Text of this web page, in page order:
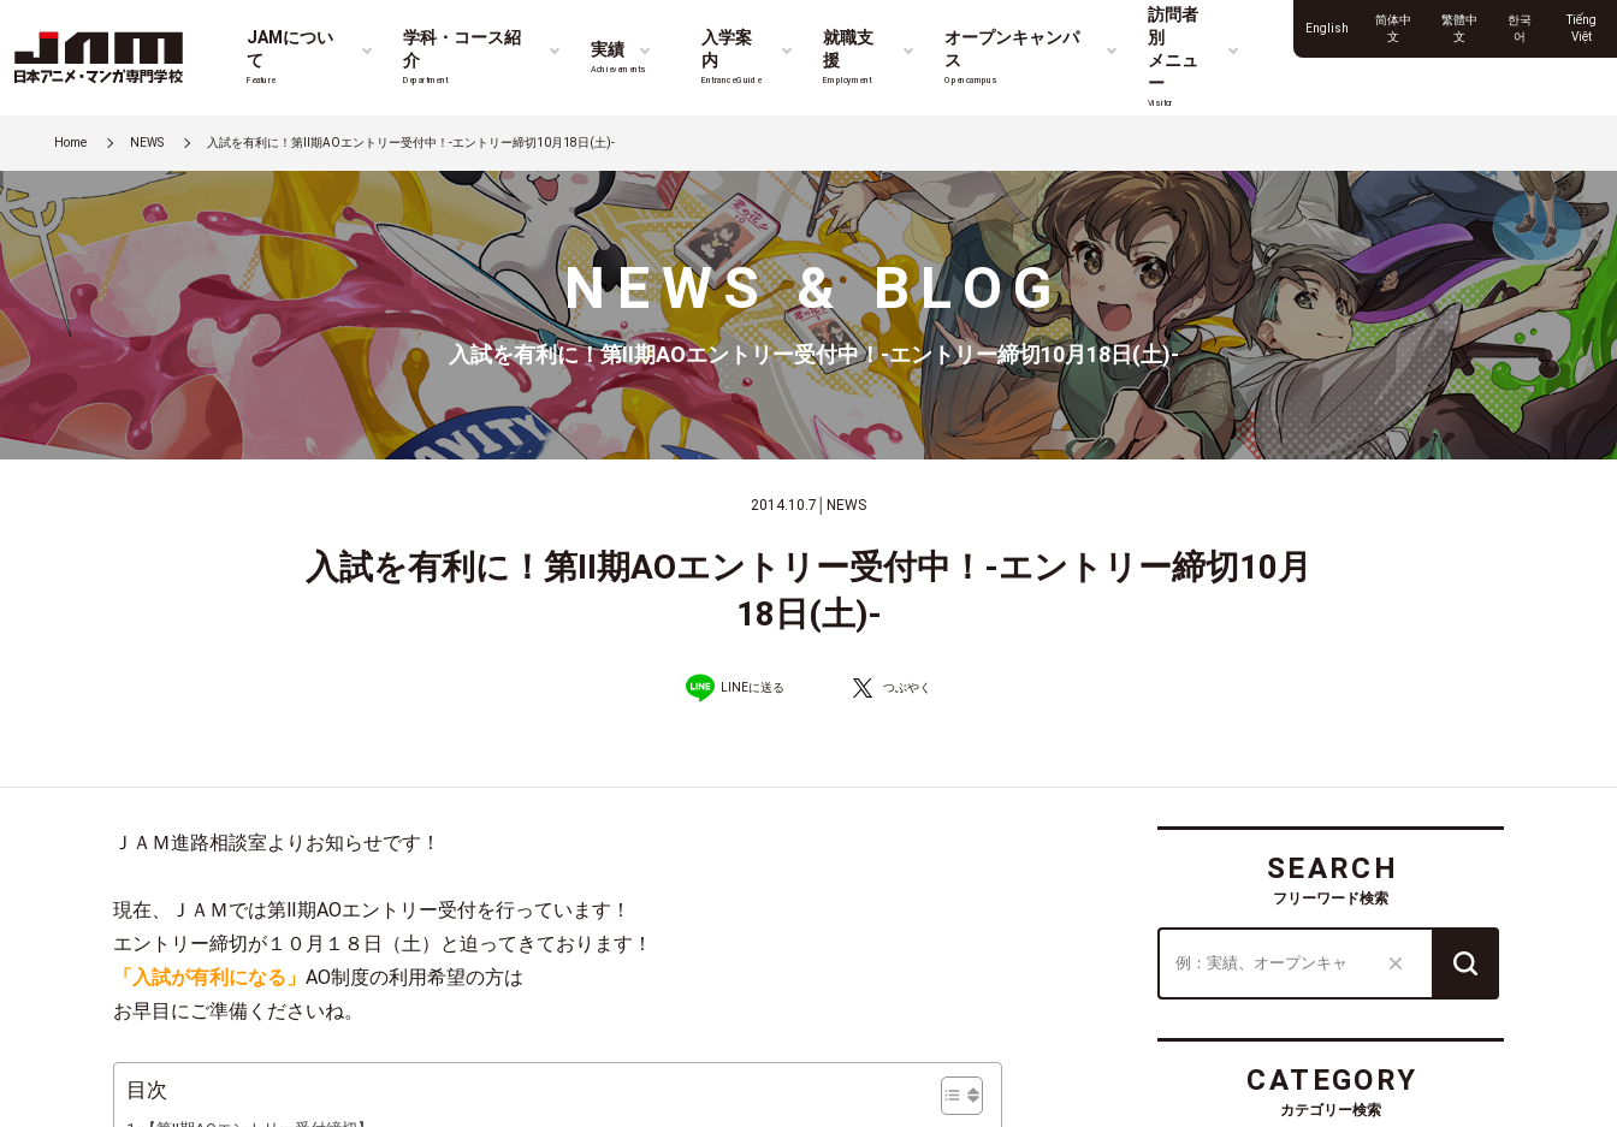
JAMについ
て
Feature
学科・コース紹
介
Department
実績
Achievements
入学案
内
Entrance Guide
就職支
援
Employment
オープンキャンパ
ス
Opencampus
訪問者
別
メニュ
ー
Visitor
English
简体中
文
繁體中
文
한국
어
Tiếng
Việt
Home NEWS 入試を有利に！第Ⅱ期AOエントリー受付中！-エントリー締切10月18日(土)-
NEWS & BLOG
入試を有利に！第Ⅱ期AOエントリー受付中！-エントリー締切10月18日(土)-
2014.10.7 NEWS
入試を有利に！第Ⅱ期AOエントリー受付中！-エントリー締切10月
18日(土)-
LINEに送る つぶやく
ＪＡＭ進路相談室よりお知らせです！
現在、ＪＡＭでは第Ⅱ期AOエントリー受付を行っています！
エントリー締切が１０月１８日（土）と迫ってきております！
「入試が有利になる」 AO制度の利用希望の方は
お早目にご準備くださいね。
目次
SEARCH
フリーワード検索
CATEGORY
カテゴリー検索